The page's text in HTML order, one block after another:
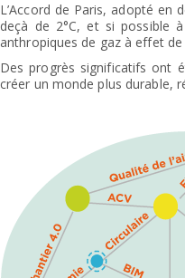
L’Accord de Paris, adopté
deçà de 2°C, et si possible
anthropiques de gaz à effet de
Des progrès significatifs ont
créer un monde plus durable,